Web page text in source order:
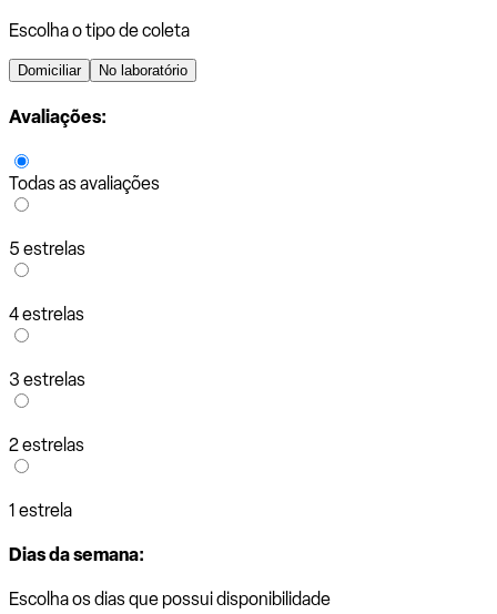
Escolha o tipo de coleta
Domiciliar No laboratório
Avaliações:
Todas as avaliações
5 estrelas
4 estrelas
3 estrelas
2 estrelas
1 estrela
Dias da semana:
Escolha os dias que possui disponibilidade